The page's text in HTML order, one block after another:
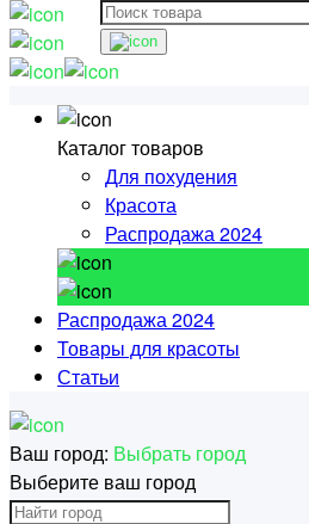
Каталог товаров
Для похудения
Красота
Распродажа 2024
Распродажа 2024
Товары для красоты
Статьи
Ваш город: Выбрать город
Выберите ваш город